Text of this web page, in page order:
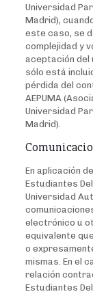
Universidad
Madrid),
este caso, se
complejidad y
aceptación del
sólo está
pérdida del
AEPUMA
Universidad
Madrid).
En aplicación
Estudiantes
Universidad
electrónico u
equivalente
o
mismas. En el
relación
Estudiantes